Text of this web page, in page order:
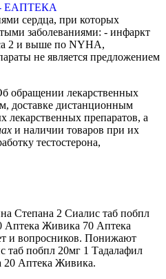
сердца, при которых
заболеваниями: - инфаркт
2 и выше по NYHA,
не является предложением
обращении лекарственных
доставке дистанционным
лекарственных препаратов, а
и наличии товаров при их
тестостерона,
Степана 2 Сиалис таб побпл
Аптека Живика 70 Аптека
и вопросников. Понижают
таб побпл 20мг 1 Тадалафил
20 Аптека Живика.